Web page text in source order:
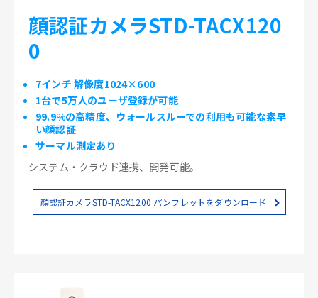
顔認証カメラSTD-TACX120
0
7インチ 解像度1024×600
1台で5万人のユーザ登録が可能
99.9%の高精度、ウォールスルーでの利用も可能な素早
い顔認証
サーマル測定あり
システム・クラウド連携、開発可能。
顔認証カメラSTD-TACX1200 パンフレットをダウンロード